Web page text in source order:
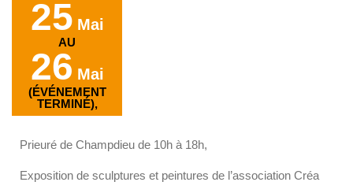
25 Mai
AU
26 Mai
(ÉVÉNEMENT
TERMINÉ),
Prieuré de Champdieu de 10h à 18h,
Exposition de sculptures et peintures de l’association Créa